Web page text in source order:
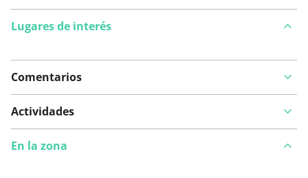
Ver en el mapa
¿Has notado algo en esta ruta?
Lugares de interés
Comentarios
Actividades
En la zona